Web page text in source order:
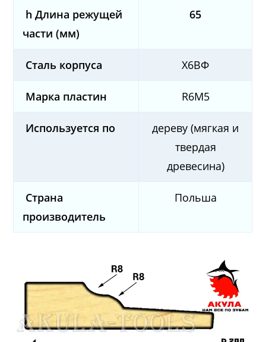
h Длина режущей
части (мм)
65
Сталь корпуса Х6ВФ
Марка пластин R6M5
Используется по
дереву (мягкая и
твердая
древесина)
Страна
производитель
Польша